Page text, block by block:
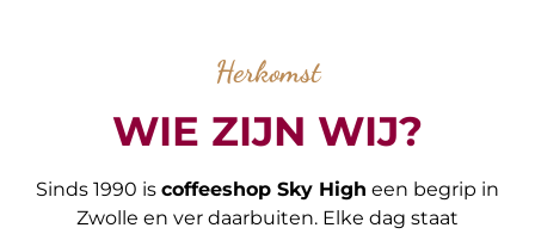
Herkomst
WIE ZIJN WIJ?
Sinds 1990 is coffeeshop Sky High een begrip in
Zwolle en ver daarbuiten. Elke dag staat